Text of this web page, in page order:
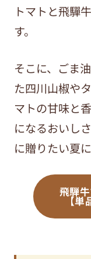
トマトと飛驒
す。
そこに、ごま
た四川山椒や
マトの甘味と
になるおいし
に贈りたい夏
飛騨
【単